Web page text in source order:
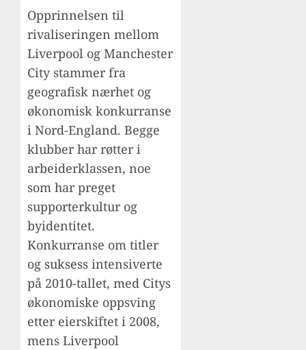
Opprinnelsen til
rivaliseringen mellom
Liverpool og Manchester
City stammer fra
geografisk nærhet og
økonomisk konkurranse
i Nord-England. Begge
klubber har røtter i
arbeiderklassen, noe
som har preget
supporterkultur og
byidentitet.
Konkurranse om titler
og suksess intensiverte
på 2010-tallet, med Citys
økonomiske oppsving
etter eierskiftet i 2008,
mens Liverpool